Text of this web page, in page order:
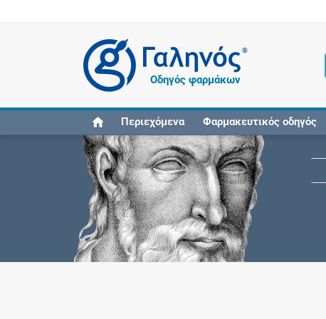
®
Οδηγός φαρμάκων
Περιεχόμενα Φαρμακευτικός οδηγός